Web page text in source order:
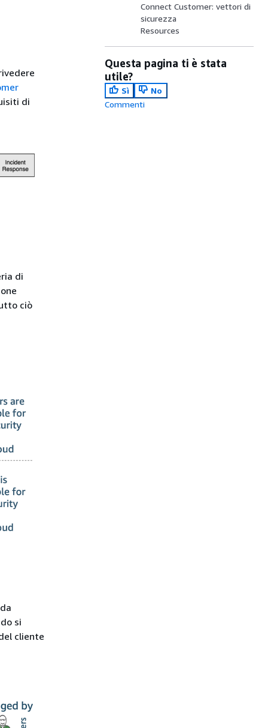
di
di
ciò
si
cliente
Connect Customer: vettori di
sicurezza
Resources
Questa pagina ti è stata
utile?
Sì
No
Commenti